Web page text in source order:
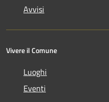
Avvisi
Vivere il Comune
Luoghi
Eventi